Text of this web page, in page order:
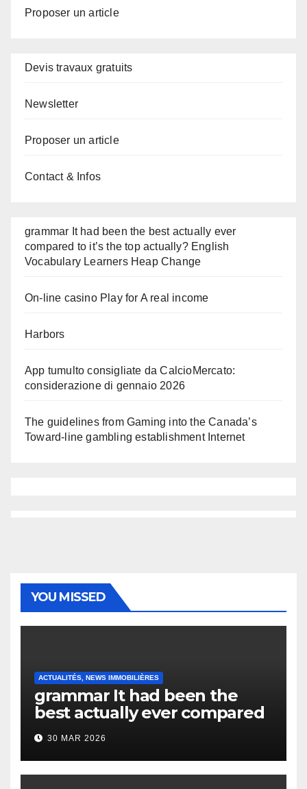
Proposer un article
Devis travaux gratuits
Newsletter
Proposer un article
Contact & Infos
grammar It had been the best actually ever
compared to it’s the top actually? English
Vocabulary Learners Heap Change
On-line casino Play for A real income
Harbors
App tumulto consigliate da CalcioMercato:
considerazione di gennaio 2026
The guidelines from Gaming into the Canada’s
Toward-line gambling establishment Internet
YOU MISSED
ACTUALITÉS, NEWS IMMOBILIÈRES
grammar It had been the
best actually ever compared
to it’s the top actually?
English Vocabulary Learners
Heap Change
30 MAR 2026